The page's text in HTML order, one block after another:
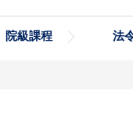
院級課程 法